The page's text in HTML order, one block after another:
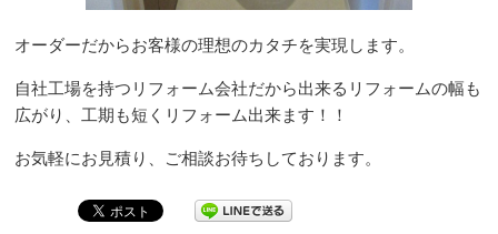
オーダーだからお客様の理想のカタチを実現します。
自社工場を持つリフォーム会社だから出来るリフォームの幅も
広がり、工期も短くリフォーム出来ます！！
お気軽にお見積り、ご相談お待ちしております。